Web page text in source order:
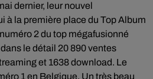
dernier, leur nouvel
à la première place du Top Album
2 du top mégafusionné
le détail 20 890 ventes
et 1638 download. Le
1 en Belgique. Un très beau